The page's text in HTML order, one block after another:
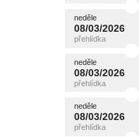
neděle
08/03/2026
neděle
08/03/2026
neděle
08/03/2026
neděle
08/03/2026
neděle
08/03/2026
neděle
08/03/2026